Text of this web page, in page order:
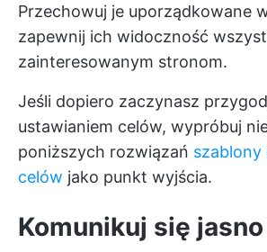
Przechowuj je uporządkowane
zapewnij ich widoczność
zainteresowanym stronom.
Jeśli dopiero zaczynasz
ustawianiem celów, wypróbuj
poniższych rozwiązań szablony
celów jako punkt wyjścia.
Komunikuj się